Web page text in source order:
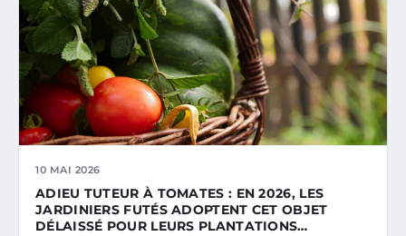
10 MAI 2026
ADIEU TUTEUR À TOMATES : EN 2026, LES
JARDINIERS FUTÉS ADOPTENT CET OBJET
DÉLAISSÉ POUR LEURS PLANTATIONS…